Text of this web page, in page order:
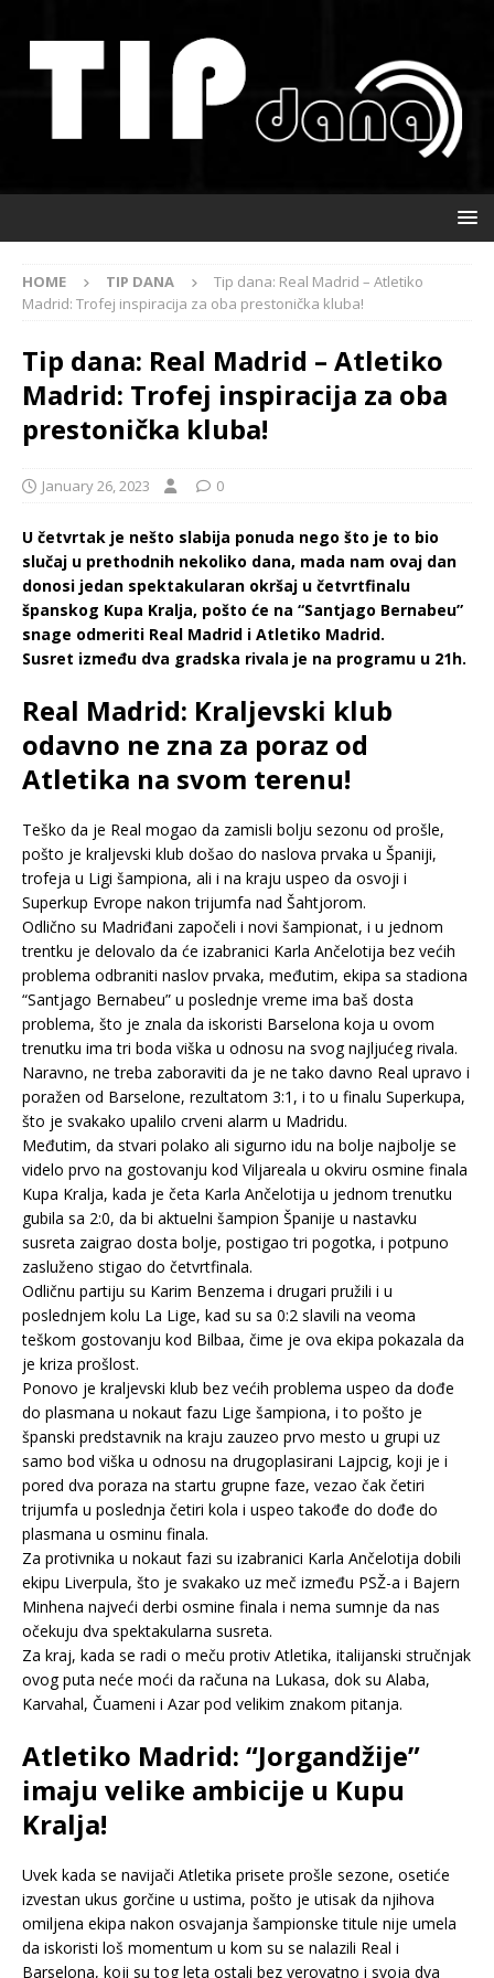
HOME TIP DANA
Tip dana: Real Madrid – Atletiko
Madrid: Trofej inspiracija za oba prestonička kluba!
Tip dana: Real Madrid – Atletiko
Madrid: Trofej inspiracija za oba
prestonička kluba!
January 26, 2023 0
U četvrtak je nešto slabija ponuda nego što je to bio
slučaj u prethodnih nekoliko dana, mada nam ovaj dan
donosi jedan spektakularan okršaj u četvrtfinalu
španskog Kupa Kralja, pošto će na “Santjago Bernabeu”
snage odmeriti Real Madrid i Atletiko Madrid.
Susret između dva gradska rivala je na programu u 21h.
Real Madrid: Kraljevski klub
odavno ne zna za poraz od
Atletika na svom terenu!
Teško da je Real mogao da zamisli bolju sezonu od prošle,
pošto je kraljevski klub došao do naslova prvaka u Španiji,
trofeja u Ligi šampiona, ali i na kraju uspeo da osvoji i
Superkup Evrope nakon trijumfa nad Šahtjorom.
Odlično su Madriđani započeli i novi šampionat, i u jednom
trentku je delovalo da će izabranici Karla Ančelotija bez većih
problema odbraniti naslov prvaka, međutim, ekipa sa stadiona
“Santjago Bernabeu” u poslednje vreme ima baš dosta
problema, što je znala da iskoristi Barselona koja u ovom
trenutku ima tri boda viška u odnosu na svog najljućeg rivala.
Naravno, ne treba zaboraviti da je ne tako davno Real upravo i
poražen od Barselone, rezultatom 3:1, i to u finalu Superkupa,
što je svakako upalilo crveni alarm u Madridu.
Međutim, da stvari polako ali sigurno idu na bolje najbolje se
videlo prvo na gostovanju kod Viljareala u okviru osmine finala
Kupa Kralja, kada je četa Karla Ančelotija u jednom trenutku
gubila sa 2:0, da bi aktuelni šampion Španije u nastavku
susreta zaigrao dosta bolje, postigao tri pogotka, i potpuno
zasluženo stigao do četvrtfinala.
Odličnu partiju su Karim Benzema i drugari pružili i u
poslednjem kolu La Lige, kad su sa 0:2 slavili na veoma
teškom gostovanju kod Bilbaa, čime je ova ekipa pokazala da
je kriza prošlost.
Ponovo je kraljevski klub bez većih problema uspeo da dođe
do plasmana u nokaut fazu Lige šampiona, i to pošto je
španski predstavnik na kraju zauzeo prvo mesto u grupi uz
samo bod viška u odnosu na drugoplasirani Lajpcig, koji je i
pored dva poraza na startu grupne faze, vezao čak četiri
trijumfa u poslednja četiri kola i uspeo takođe do dođe do
plasmana u osminu finala.
Za protivnika u nokaut fazi su izabranici Karla Ančelotija dobili
ekipu Liverpula, što je svakako uz meč između PSŽ-a i Bajern
Minhena najveći derbi osmine finala i nema sumnje da nas
očekuju dva spektakularna susreta.
Za kraj, kada se radi o meču protiv Atletika, italijanski stručnjak
ovog puta neće moći da računa na Lukasa, dok su Alaba,
Karvahal, Čuameni i Azar pod velikim znakom pitanja.
Atletiko Madrid: “Jorgandžije”
imaju velike ambicije u Kupu
Kralja!
Uvek kada se navijači Atletika prisete prošle sezone, osetiće
izvestan ukus gorčine u ustima, pošto je utisak da njihova
omiljena ekipa nakon osvajanja šampionske titule nije umela
da iskoristi loš momentum u kom su se nalazili Real i
Barselona, koji su tog leta ostali bez verovatno i svoja dva